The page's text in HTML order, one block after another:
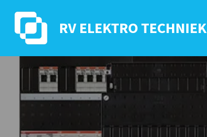
direct
naar
RV ELEKTRO TECHNIEK